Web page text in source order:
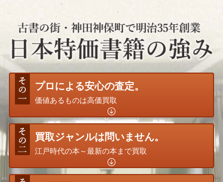
プロによる安心の査定。
価値あるものは高価買取
買取ジャンルは問いません。
江戸時代の本～最新の本まで買取